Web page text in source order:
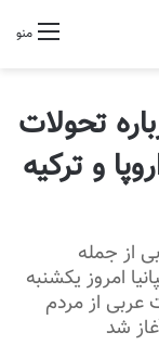
منو
تحولات
و ترکیه
از جمله
امروز یکشنبه
عربی از مردم
شد